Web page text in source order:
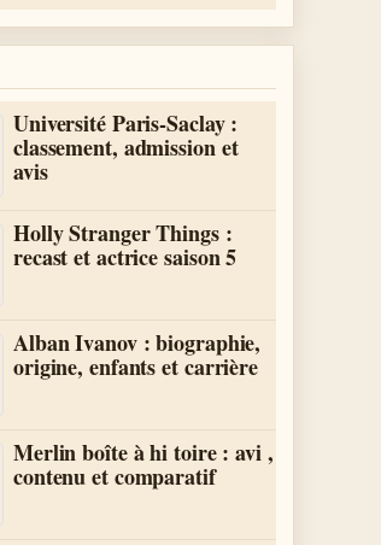
Université Paris-Saclay :
classement, admission et
avis
Holly Stranger Things :
recast et actrice saison 5
Alban Ivanov : biographie,
origine, enfants et carrière
Merlin boîte à hi toire : avi ,
contenu et comparatif